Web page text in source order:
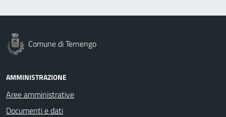
Comune di Ternengo
AMMINISTRAZIONE
Aree amministrative
Documenti e dati